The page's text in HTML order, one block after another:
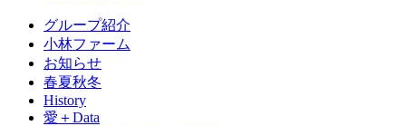
グループ紹介
小林ファーム
お知らせ
春夏秋冬
History
愛＋Data